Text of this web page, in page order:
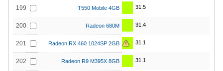
199 T550 Mobile 4GB 31.5
200 Radeon 680M 31.4
201 Radeon RX 460 1024SP 2GB 31.1
202 Radeon R9 M395X 8GB 31.1